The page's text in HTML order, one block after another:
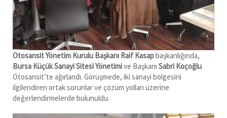
Otosansit Yönetim Kurulu Başkanı Raif Kasapbaşkanlığında,
Bursa Küçük Sanayi Sitesi Yönetimive Başkanı Sabri Koçoğlu
Otosansit’te ağırlandı. Görüşmede, iki sanayi bölgesini
ilgilendiren ortak sorunlar ve çözüm yolları üzerine
değerlendirmelerde bulunuldu.